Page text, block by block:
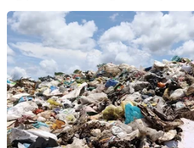
TIN CÙNG CHUYÊN MỤC
EU triển khai mạng vệ tinh riêng,
củng cố chủ quyền số
08/08/2026 04:15